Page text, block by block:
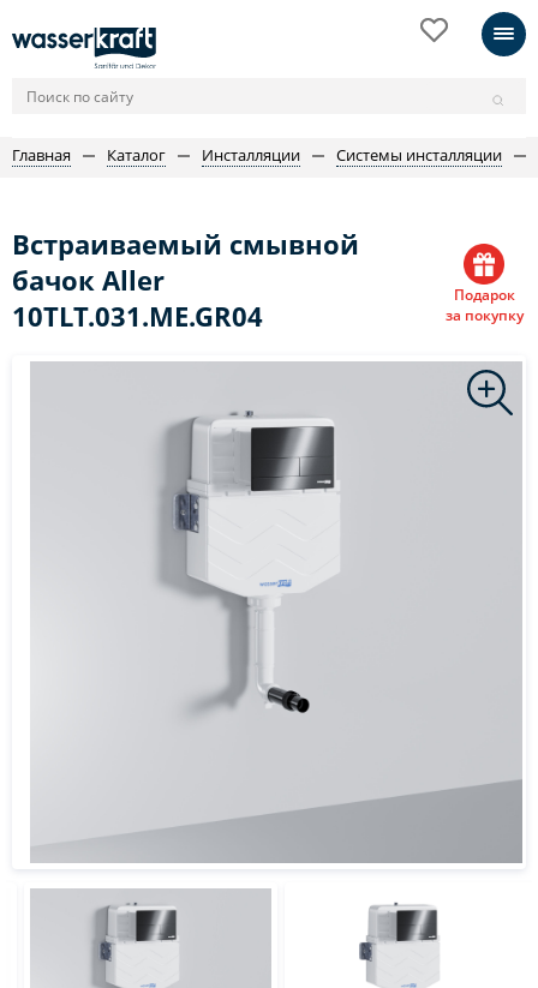
Главная Каталог Инсталляции Системы инсталляции
Встраиваемый смывной
бачок Aller
10TLT.031.ME.GR04
Подарок
за покупку